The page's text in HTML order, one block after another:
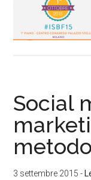
Social
metodo
3 settembre 2015 -